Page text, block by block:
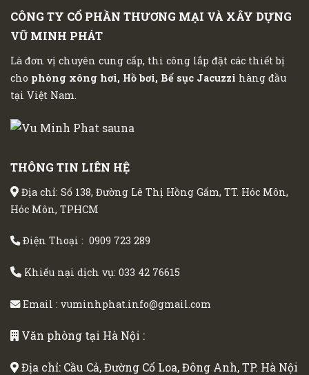
CÔNG TY CỔ PHẦN THƯƠNG MẠI VÀ XÂY DỰNG
VŨ MINH PHÁT
Là đơn vị chuyên cung cấp, thi công lắp đặt các thiết bị
cho phòng xông hơi, Hồ bơi, Bể sục Jacuzzi hàng đầu
tại Việt Nam.
THÔNG TIN LIÊN HỆ
Địa chỉ: Số 138, Đường Lê Thị Hồng Gấm, TT. Hóc Môn,
Hóc Môn, TPHCM
Điện Thoại : 0909 723 289
Khiếu nại dịch vụ: 033 42 76615
Email : vuminhphat.info@gmail.com
Văn phòng tại Hà Nội :
Địa chỉ: Cầu Cả, Đường Cổ Loa, Đông Anh, TP. Hà Nội